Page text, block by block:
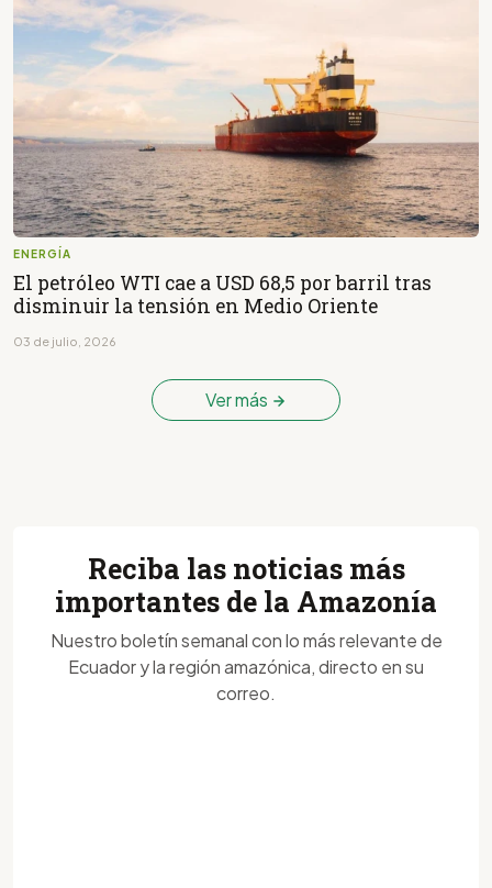
ENERGÍA
El petróleo WTI cae a USD 68,5 por barril tras
disminuir la tensión en Medio Oriente
03 de julio, 2026
Ver más
Reciba las noticias más
importantes de la Amazonía
Nuestro boletín semanal con lo más relevante de
Ecuador y la región amazónica, directo en su
correo.